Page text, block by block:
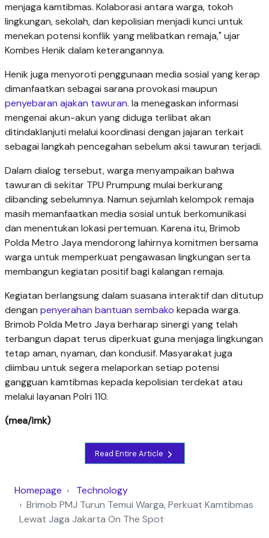
menjaga kamtibmas. Kolaborasi antara warga, tokoh
lingkungan, sekolah, dan kepolisian menjadi kunci untuk
menekan potensi konflik yang melibatkan remaja," ujar
Kombes Henik dalam keterangannya.
Henik juga menyoroti penggunaan media sosial yang kerap
dimanfaatkan sebagai sarana provokasi maupun
penyebaran ajakan tawuran. Ia menegaskan informasi
mengenai akun-akun yang diduga terlibat akan
ditindaklanjuti melalui koordinasi dengan jajaran terkait
sebagai langkah pencegahan sebelum aksi tawuran terjadi.
Dalam dialog tersebut, warga menyampaikan bahwa
tawuran di sekitar TPU Prumpung mulai berkurang
dibanding sebelumnya. Namun sejumlah kelompok remaja
masih memanfaatkan media sosial untuk berkomunikasi
dan menentukan lokasi pertemuan. Karena itu, Brimob
Polda Metro Jaya mendorong lahirnya komitmen bersama
warga untuk memperkuat pengawasan lingkungan serta
membangun kegiatan positif bagi kalangan remaja.
Kegiatan berlangsung dalam suasana interaktif dan ditutup
dengan penyerahan bantuan sembako kepada warga.
Brimob Polda Metro Jaya berharap sinergi yang telah
terbangun dapat terus diperkuat guna menjaga lingkungan
tetap aman, nyaman, dan kondusif. Masyarakat juga
diimbau untuk segera melaporkan setiap potensi
gangguan kamtibmas kepada kepolisian terdekat atau
melalui layanan Polri 110.
(mea/imk)
Read Entire Article
Homepage
Technology
Brimob PMJ Turun Temui Warga, Perkuat Kamtibmas
Lewat Jaga Jakarta On The Spot